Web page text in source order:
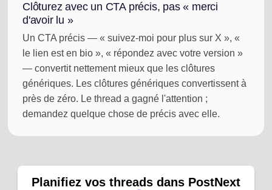
Clôturez avec un CTA précis, pas « merci
d'avoir lu »
Un CTA précis — « suivez-moi pour plus sur X », «
le lien est en bio », « répondez avec votre version »
— convertit nettement mieux que les clôtures
génériques. Les clôtures génériques convertissent à
près de zéro. Le thread a gagné l'attention ;
demandez quelque chose de précis avec elle.
Planifiez vos threads dans PostNext